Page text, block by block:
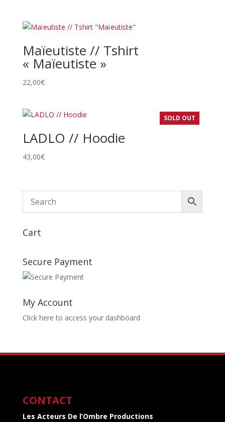
Maïeutiste // Tshirt
« Maïeutiste »
22,00€
SOLD OUT
LADLO // Hoodie
43,00€
Cart
Secure Payment
My Account
Click here to access your dashboard
CONTACT
Les Acteurs De l’Ombre Productions